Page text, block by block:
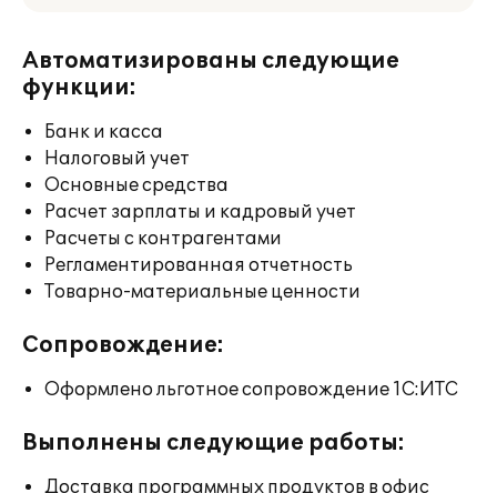
Автоматизированы следующие
функции:
Банк и касса
Налоговый учет
Основные средства
Расчет зарплаты и кадровый учет
Расчеты с контрагентами
Регламентированная отчетность
Товарно-материальные ценности
Сопровождение:
Оформлено льготное сопровождение 1С:ИТС
Выполнены следующие работы:
Доставка программных продуктов в офис